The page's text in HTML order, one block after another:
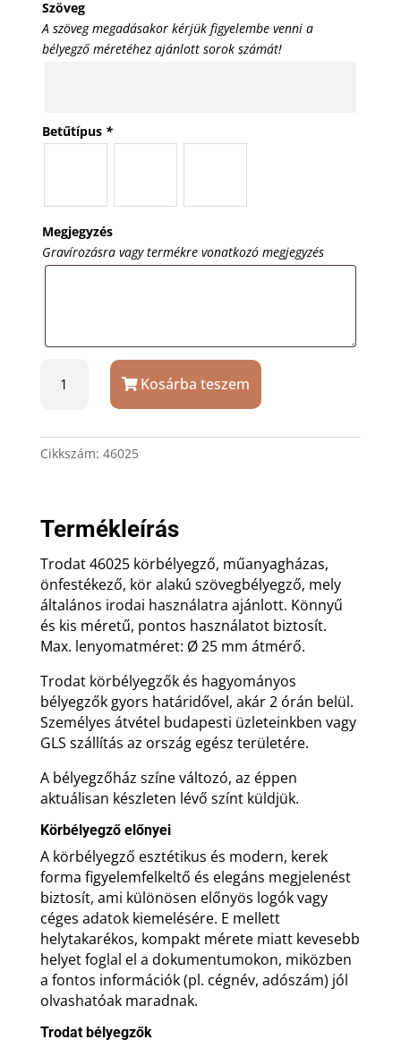
Szöveg
A szöveg megadásakor kérjük figyelembe venni a
bélyegző méretéhez ajánlott sorok számát!
Betűtípus *
Megjegyzés
Gravírozásra vagy termékre vonatkozó megjegyzés
46025
Kosárba teszem
Cikkszám: 46025
Termékleírás
Trodat 46025 körbélyegző, műanyagházas,
önfestékező, kör alakú szövegbélyegző, mely
általános irodai használatra ajánlott. Könnyű
és kis méretű, pontos használatot biztosít.
Max. lenyomatméret: Ø 25 mm átmérő.
Trodat körbélyegzők és hagyományos
bélyegzők gyors határidővel, akár 2 órán belül.
Személyes átvétel budapesti üzleteinkben vagy
GLS szállítás az ország egész területére.
A bélyegzőház színe változó, az éppen
aktuálisan készleten lévő színt küldjük.
Körbélyegző előnyei
A körbélyegző esztétikus és modern, kerek
forma figyelemfelkeltő és elegáns megjelenést
biztosít, ami különösen előnyös logók vagy
céges adatok kiemelésére. E mellett
helytakarékos, kompakt mérete miatt kevesebb
helyet foglal el a dokumentumokon, miközben
a fontos információk (pl. cégnév, adószám) jól
olvashatóak maradnak.
Trodat bélyegzők